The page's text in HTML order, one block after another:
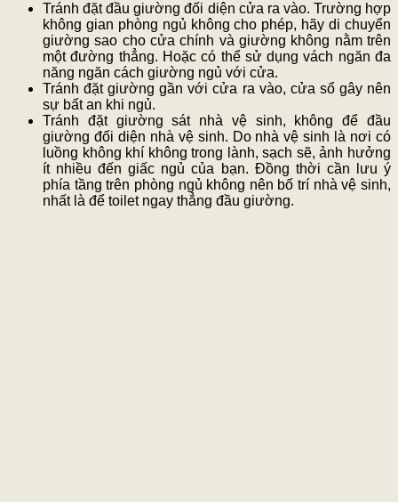
Tránh đặt đầu giường đối diện cửa ra vào. Trường hợp
không gian phòng ngủ không cho phép, hãy di chuyển
giường sao cho cửa chính và giường không nằm trên
một đường thẳng. Hoặc có thể sử dụng vách ngăn đa
năng ngăn cách giường ngủ với cửa.
Tránh đặt giường gần với cửa ra vào, cửa sổ gây nên
sự bất an khi ngủ.
Tránh đặt giường sát nhà vệ sinh, không để đầu
giường đối diện nhà vệ sinh. Do nhà vệ sinh là nơi có
luồng không khí không trong lành, sạch sẽ, ảnh hưởng
ít nhiều đến giấc ngủ của bạn. Đồng thời cần lưu ý
phía tầng trên phòng ngủ không nên bố trí nhà vệ sinh,
nhất là để toilet ngay thẳng đầu giường.